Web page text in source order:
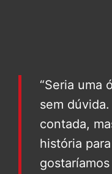
“Seria uma
sem
contada,
história